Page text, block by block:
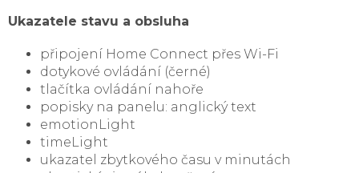
Ukazatele stavu a obsluha
připojení Home Connect přes Wi-Fi
dotykové ovládání (černé)
tlačítka ovládání nahoře
popisky na panelu: anglický text
emotionLight
timeLight
ukazatel zbytkového času v minutách